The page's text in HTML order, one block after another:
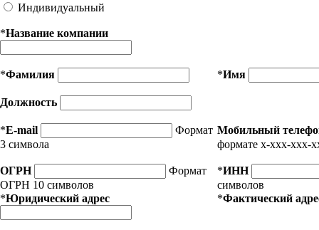
Индивидуальный
*Название компании
*Фамилия *Имя
Должность
*E-mail
Формат
3 символа
Мобильный
формате x-xxx-xxx-
ОГРН
Формат
ОГРН 10 символов
*ИНН
символов
*Юридический адрес *Фактический